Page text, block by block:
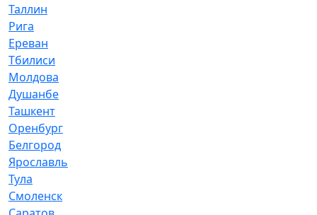
Таллин
Рига
Ереван
Тбилиси
Молдова
Душанбе
Ташкент
Оренбург
Белгород
Ярославль
Тула
Смоленск